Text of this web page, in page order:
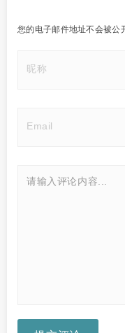
您的电子邮件地址不会被公